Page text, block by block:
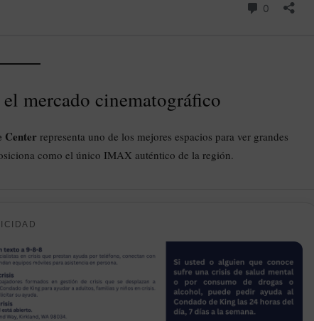
mercado cinematográfico
Center representa uno de los mejores espacios para ver grandes
como el único IMAX auténtico de la región.